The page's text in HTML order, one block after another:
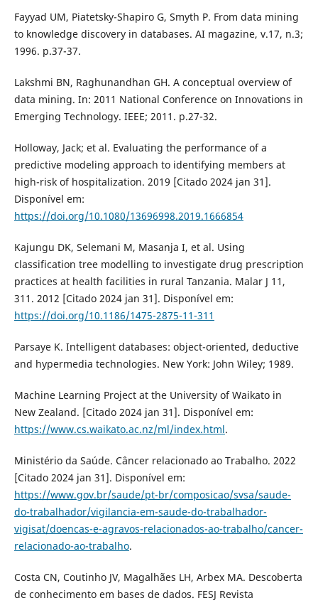
Fayyad UM, Piatetsky-Shapiro G, Smyth P. From data mining
to knowledge discovery in databases. AI magazine, v.17, n.3;
1996. p.37-37.
Lakshmi BN, Raghunandhan GH. A conceptual overview of
data mining. In: 2011 National Conference on Innovations in
Emerging Technology. IEEE; 2011. p.27-32.
Holloway, Jack; et al. Evaluating the performance of a
predictive modeling approach to identifying members at
high-risk of hospitalization. 2019 [Citado 2024 jan 31].
Disponível em:
https://doi.org/10.1080/13696998.2019.1666854
Kajungu DK, Selemani M, Masanja I, et al. Using
classification tree modelling to investigate drug prescription
practices at health facilities in rural Tanzania. Malar J 11,
311. 2012 [Citado 2024 jan 31]. Disponível em:
https://doi.org/10.1186/1475-2875-11-311
Parsaye K. Intelligent databases: object-oriented, deductive
and hypermedia technologies. New York: John Wiley; 1989.
Machine Learning Project at the University of Waikato in
New Zealand. [Citado 2024 jan 31]. Disponível em:
https://www.cs.waikato.ac.nz/ml/index.html.
Ministério da Saúde. Câncer relacionado ao Trabalho. 2022
[Citado 2024 jan 31]. Disponível em:
https://www.gov.br/saude/pt-br/composicao/svsa/saude-
do-trabalhador/vigilancia-em-saude-do-trabalhador-
vigisat/doencas-e-agravos-relacionados-ao-trabalho/cancer-
relacionado-ao-trabalho.
Costa CN, Coutinho JV, Magalhães LH, Arbex MA. Descoberta
de conhecimento em bases de dados. FESJ Revista